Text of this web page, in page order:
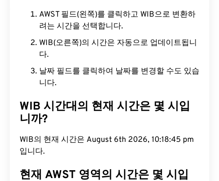
AWST 필드(왼쪽)를 클릭하고 WIB으로 변환하
려는 시간을 선택합니다.
WIB(오른쪽)의 시간은 자동으로 업데이트됩니
다.
날짜 필드를 클릭하여 날짜를 변경할 수도 있습
니다.
WIB 시간대의 현재 시간은 몇 시입
니까?
WIB의 현재 시간은 August 6th 2026, 10:18:46 pm
입니다.
현재 AWST 영역의 시간은 몇 시입